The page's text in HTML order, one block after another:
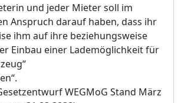
und jeder Mieter soll im
Anspruch darauf haben, dass ihr
ihm auf ihre beziehungsweise
Einbau einer Lademöglichkeit für
WEGMoG Stand März